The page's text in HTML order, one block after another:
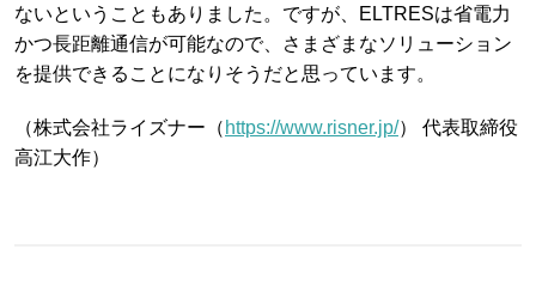
ないということもありました。ですが、ELTRESは省電力
かつ長距離通信が可能なので、さまざまなソリューション
を提供できることになりそうだと思っています。
（株式会社ライズナー（ https://www.risner.jp/） 代表取締役
高江大作）